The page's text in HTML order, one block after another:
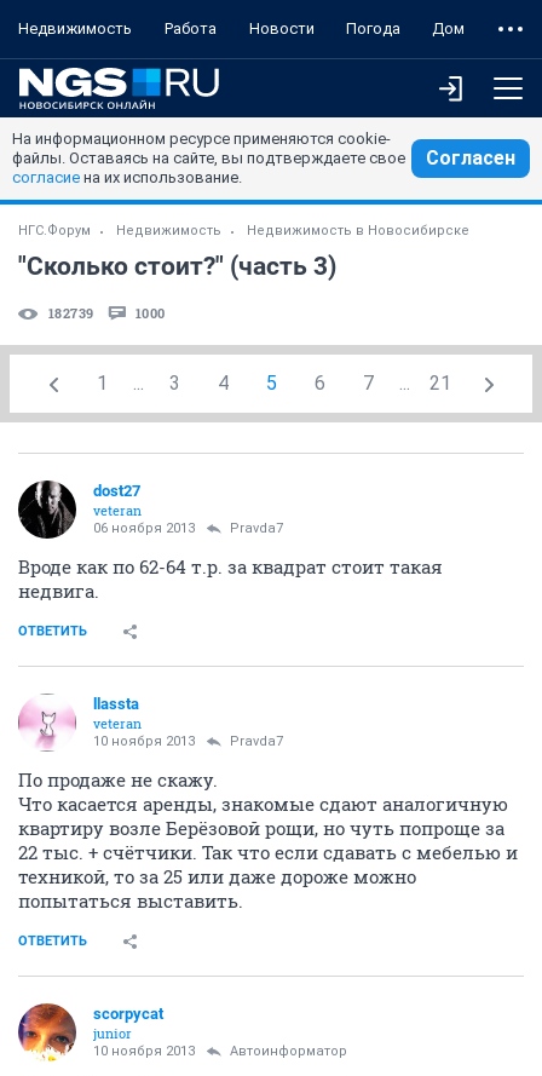
Недвижимость Работа Новости Погода Дом
На информационном ресурсе применяются cookie-
файлы. Оставаясь на сайте, вы подтверждаете свое
согласие на их использование.
Согласен
НГС.Форум Недвижимость Недвижимость в Новосибирске
"Сколько стоит?" (часть 3)
182739 1000
1 ... 3 4 5 6 7 ... 21
dost27
veteran
06 ноября 2013 Pravda7
Вроде как по 62-64 т.р. за квадрат стоит такая
недвига.
ОТВЕТИТЬ
llassta
veteran
10 ноября 2013 Pravda7
По продаже не скажу.
Что касается аренды, знакомые сдают аналогичную
квартиру возле Берёзовой рощи, но чуть попроще за
22 тыс. + счётчики. Так что если сдавать с мебелью и
техникой, то за 25 или даже дороже можно
попытаться выставить.
ОТВЕТИТЬ
scorpycat
junior
10 ноября 2013 Автоинформатор